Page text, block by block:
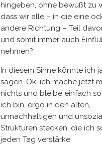
hingeben, ohne bewußt zu
dass wir alle – in die eine
andere Richtung – Teil
und somit immer auch
nehmen?
In diesem Sinne könnte ich
sagen. Ok, ich mache jetzt
nichts und bleibe einfach
ich bin, ergo in den alten,
unnachhaltigen und
Strukturen stecken, die ich
jeden Tag verstärke.